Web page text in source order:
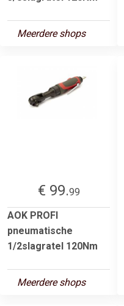
Meerdere shops
€ 99.99
AOK PROFI
pneumatische
1/2slagratel 120Nm
Meerdere shops